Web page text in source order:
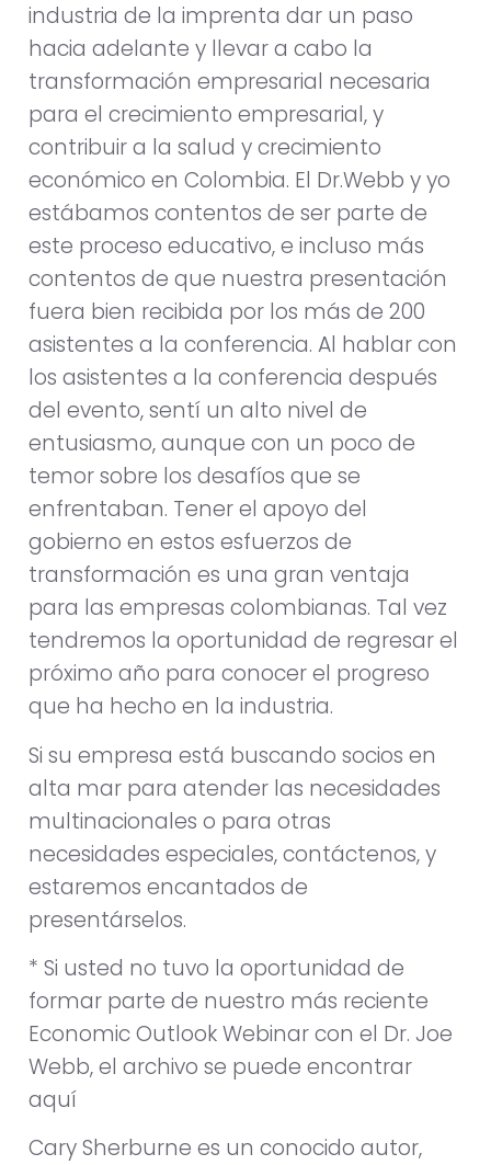
industria de la imprenta dar un paso
hacia adelante y llevar a cabo la
transformación empresarial necesaria
para el crecimiento empresarial, y
contribuir a la salud y crecimiento
económico en Colombia. El Dr.Webb y yo
estábamos contentos de ser parte de
este proceso educativo, e incluso más
contentos de que nuestra presentación
fuera bien recibida por los más de 200
asistentes a la conferencia. Al hablar con
los asistentes a la conferencia después
del evento, sentí un alto nivel de
entusiasmo, aunque con un poco de
temor sobre los desafíos que se
enfrentaban. Tener el apoyo del
gobierno en estos esfuerzos de
transformación es una gran ventaja
para las empresas colombianas. Tal vez
tendremos la oportunidad de regresar el
próximo año para conocer el progreso
que ha hecho en la industria.
Si su empresa está buscando socios en
alta mar para atender las necesidades
multinacionales o para otras
necesidades especiales, contáctenos, y
estaremos encantados de
presentárselos.
* Si usted no tuvo la oportunidad de
formar parte de nuestro más reciente
Economic Outlook Webinar con el Dr. Joe
Webb, el archivo se puede encontrar
aquí
Cary Sherburne es un conocido autor,